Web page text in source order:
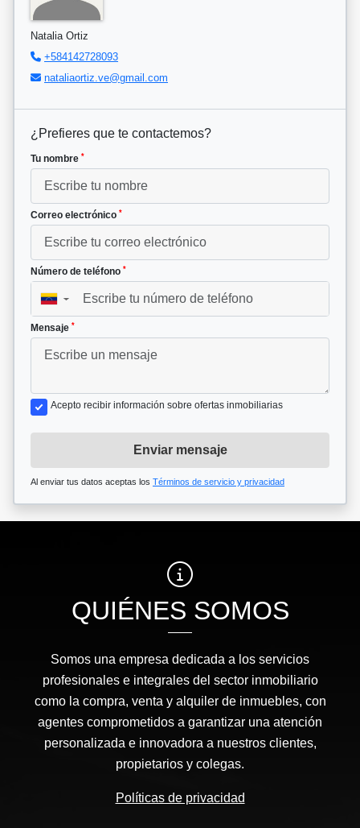
Natalia Ortiz
+584142728093
nataliaortiz.ve@gmail.com
¿Prefieres que te contactemos?
Tu nombre *
Correo electrónico *
Número de teléfono *
▼
Mensaje *
Acepto recibir información sobre ofertas inmobiliarias
Enviar mensaje
Al enviar tus datos aceptas los Términos de servicio y privacidad
QUIÉNES SOMOS
Somos una empresa dedicada a los servicios
profesionales e integrales del sector inmobiliario
como la compra, venta y alquiler de inmuebles, con
agentes comprometidos a garantizar una atención
personalizada e innovadora a nuestros clientes,
propietarios y colegas.
Políticas de privacidad